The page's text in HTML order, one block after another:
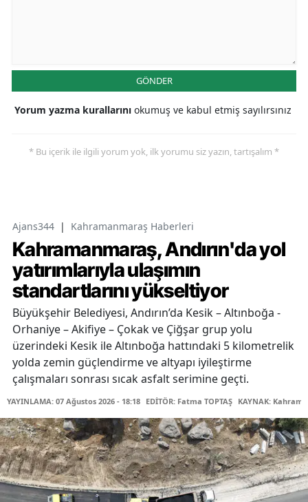
GÖNDER
Yorum yazma kurallarını okumuş ve kabul etmiş sayılırsınız
* Bu içerik ile ilgili yorum yok, ilk yorumu siz yazın, tartışalım *
Ajans344 | Kahramanmaraş Haberleri
Kahramanmaraş, Andırın'da yol
yatırımlarıyla ulaşımın
standartlarını yükseltiyor
Büyükşehir Belediyesi, Andırın’da Kesik – Altınboğa -
Orhaniye – Akifiye – Çokak ve Çiğşar grup yolu
üzerindeki Kesik ile Altınboğa hattındaki 5 kilometrelik
yolda zemin güçlendirme ve altyapı iyileştirme
çalışmaları sonrası sıcak asfalt serimine geçti.
YAYINLAMA: 07 Ağustos 2026 - 18:18 EDİTÖR: Fatma TOPTAŞ KAYNAK: